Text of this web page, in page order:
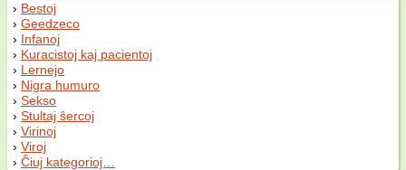
Bestoj
Geedzeco
Infanoj
Kuracistoj kaj pacientoj
Lernejo
Nigra humuro
Sekso
Stultaj ŝercoj
Virinoj
Viroj
Ĉiuj kategorioj…